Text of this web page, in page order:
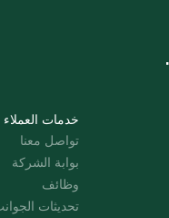
خدمات العملاء
تواصل معنا
بوابة الشركة
وظائف
تحديثات